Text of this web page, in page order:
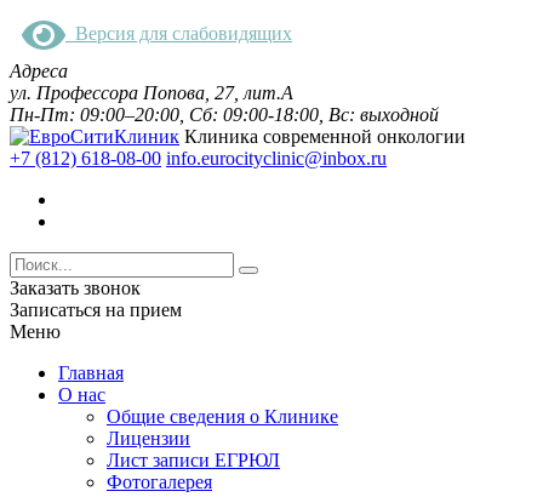
Версия для слабовидящих
Адреса
ул. Профессора Попова, 27, лит.А
Пн-Пт: 09:00–20:00, Сб: 09:00-18:00, Вс: выходной
Клиника современной онкологии
+7 (812) 618-08-00 info.eurocityclinic@inbox.ru
Заказать звонок
Записаться на прием
Меню
Главная
О нас
Общие сведения о Клинике
Лицензии
Лист записи ЕГРЮЛ
Фотогалерея